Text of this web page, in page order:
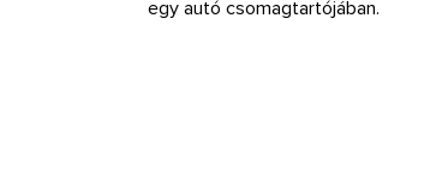
egy autó csomagtartójában.